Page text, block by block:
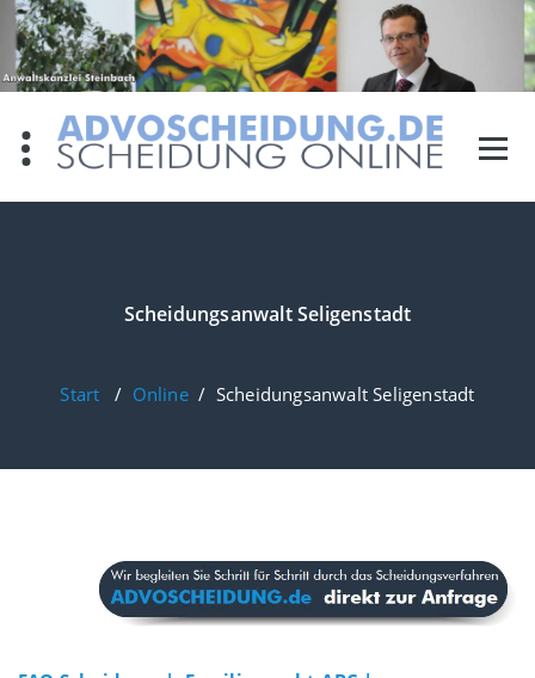
Zum
Inhalt
springen
Scheidungsanwalt Seligenstadt
Start / Online/ Scheidungsanwalt Seligenstadt